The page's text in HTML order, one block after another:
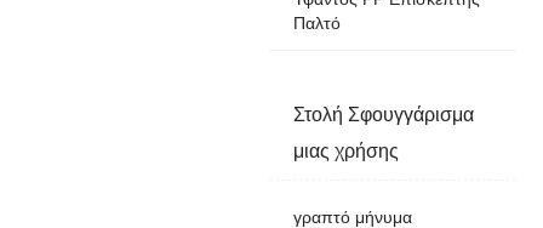
Παλτό
Στολή Σφουγγάρισμα
μιας χρήσης
γραπτό μήνυμα